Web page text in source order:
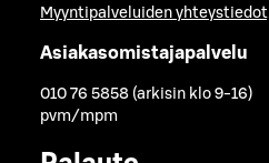
Myyntipalveluiden
Asiakasomistajapalvelu
010 76 5858 (arkisin klo 9-16)
pvm/mpm